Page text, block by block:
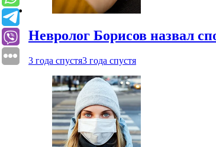
Невролог Борисов назвал
3 года спустя3 года спустя